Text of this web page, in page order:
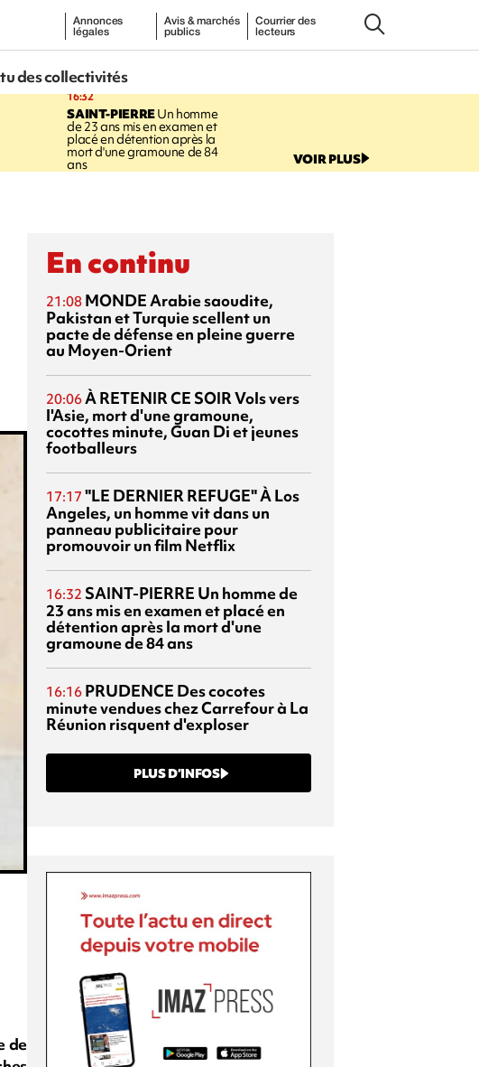
Annonces
légales
Avis & marchés
publics
Courrier des
lecteurs
des collectivités
16:32
SAINT-PIERREUn homme
de 23 ans mis en examen et
placé en détention après la
mort d'une gramoune de 84
ans VOIR PLUS
de
En continu
21:08 MONDEArabie saoudite,
Pakistan et Turquie scellent un
pacte de défense en pleine guerre
au Moyen-Orient
20:06À RETENIR CE SOIRVols vers
l'Asie, mort d'une gramoune,
cocottes minute, Guan Di et jeunes
footballeurs
17:17 "LE DERNIER REFUGE"À Los
Angeles, un homme vit dans un
panneau publicitaire pour
promouvoir un film Netflix
16:32 SAINT-PIERRE Un homme de
23 ans mis en examen et placé en
détention après la mort d'une
gramoune de 84 ans
16:16 PRUDENCE Des cocotes
minute vendues chez Carrefour à La
Réunion risquent d'exploser
PLUS D’INFOS